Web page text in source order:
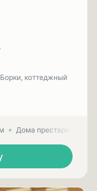
коттеджный
Дома престарелых